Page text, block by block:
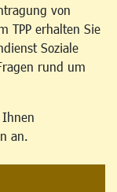
von
TPP erhalten Sie
Soziale
rund um
Ihnen
an.